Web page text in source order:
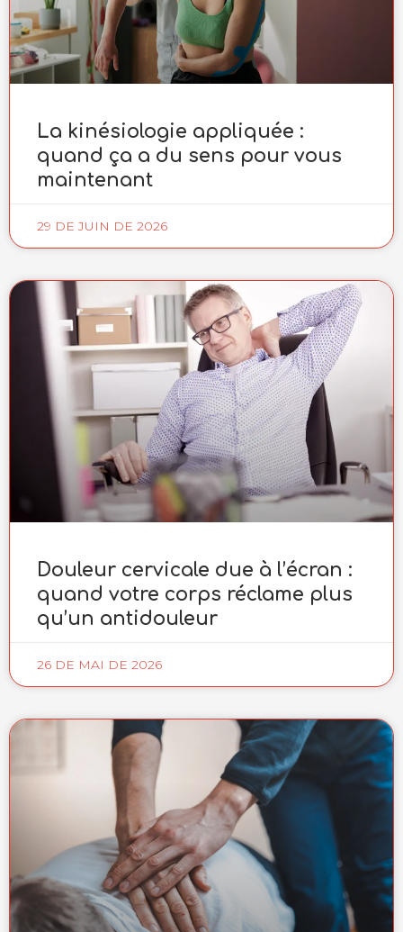
La kinésiologie appliquée :
quand ça a du sens pour vous
maintenant
29 DE JUIN DE 2026
Douleur cervicale due à l’écran :
quand votre corps réclame plus
qu’un antidouleur
26 DE MAI DE 2026